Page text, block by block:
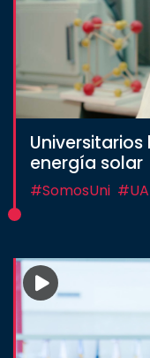
energía solar
#SomosUni